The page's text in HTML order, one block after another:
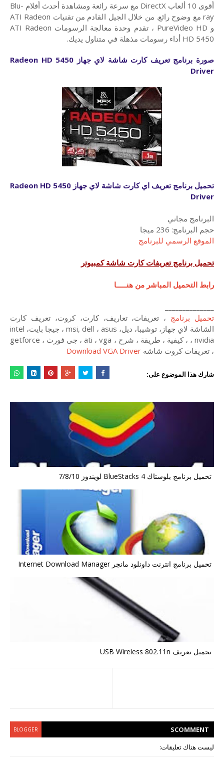
أقوى 10 ألعاب DirectX مع سرعة رائعة ومشاهدة أحدث أفلام Blu-
ray مع وضوح رائع. من خلال الجيل القادم من تقنيات ATI Radeon
و PureVideo HD ، تقدم وحدة معالجة الرسومات ATI Radeon
HD 5450 أداء رسومات مذهلة في متناول يديك.
صورة برنامج تعريف كارت شاشة لاي جهاز Radeon HD 5450
Driver
تحميل برنامج تعريف اي كارت شاشة لاي جهاز Radeon HD 5450
Driver
البرنامج مجاني
حجم البرنامج: 236 ميجا
الموقع الرسمي للبرنامج
تحميل برنامج تعريفات كارت شاشة كمبيوتر
رابط التحميل المباشر من هنـــــا
تحميل برنامج ، تعريفات، تعاريف، كارت، كروت، تعريف كارت
الشاشة لاي جهاز، توشيبا، ديل، msi, dell ، asus ، جيجا بايت، intel
، nvidia ، كيفية ، طريقة ، شرح ، ati ، vga ، جى فورث ، getforce
، تعريفات كروت شاشه Download VGA Driver
شارك هذا الموضوع على:
تحميل برنامج بلوستاك BlueStacks 4 لويندوز 7/8/10
تحميل برنامج انترنت داونلود مانجر Internet Download Manager
تحميل تعريف USB Wireless 802.11n
COMMENT
S
BLOGGER
ليست هناك تعليقات: